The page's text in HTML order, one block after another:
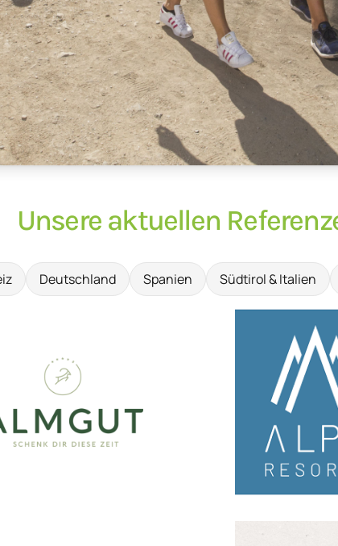
Unsere aktuellen
Deutschland Spanien Südtirol & Italien